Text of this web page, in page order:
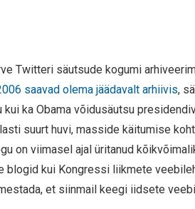
Twitteri säutsude kogumi
saavad olema jäädavalt arhiivis,
ka Obama võidusäutsu
suurt huvi, masside käitumise
on viimasel ajal üritanud
blogid kui Kongressi liikmete
et siinmail keegi iidsete